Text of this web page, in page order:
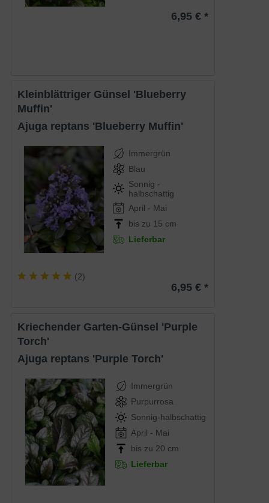
6,95 € *
Kleinblättriger Günsel 'Blueberry
Muffin'
Ajuga reptans 'Blueberry Muffin'
Immergrün
Blau
Sonnig -
halbschattig
April - Mai
bis zu 15 cm
Lieferbar
(2)
6,95 € *
Kriechender Garten-Günsel 'Purple
Torch'
Ajuga reptans 'Purple Torch'
Immergrün
Purpurrosa
Sonnig-halbschattig
April - Mai
bis zu 20 cm
Lieferbar